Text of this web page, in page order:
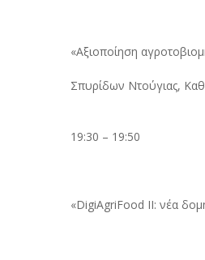
«Αξιοποίηση
Σπυρίδων Ντούγιας,
19:30 – 19:50
«DigiAgriFood II: νέα